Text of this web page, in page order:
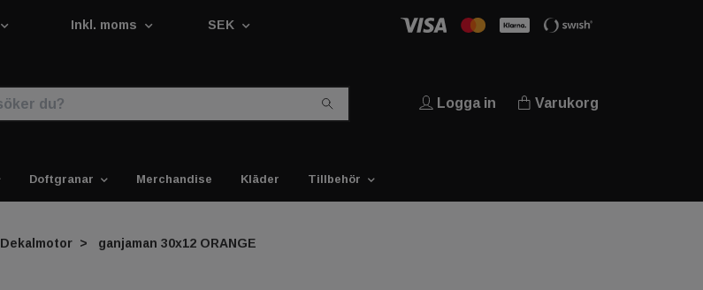
Inkl. moms SEK
Logga in Varukorg
Doftgranar Merchandise Kläder Tillbehör
Dekalmotor ganjaman 30x12 ORANGE